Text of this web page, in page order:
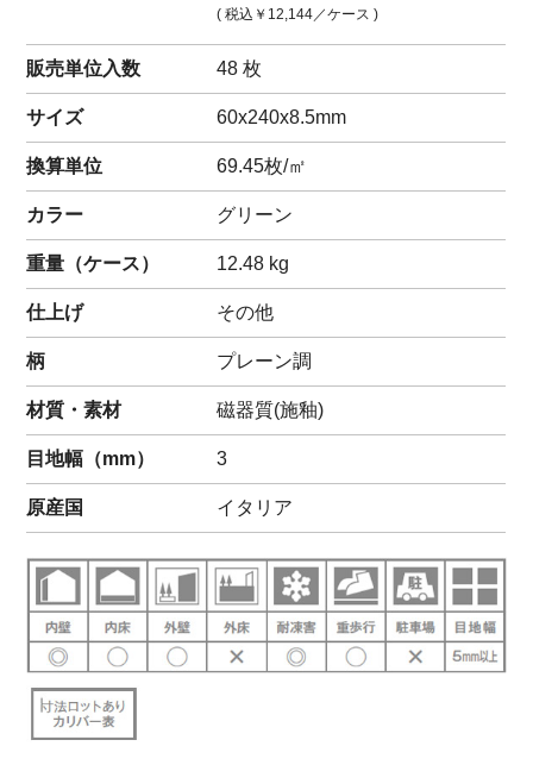
( 税込 ￥12,144／ケース )
販売単位入数 48 枚
サイズ 60x240x8.5mm
換算単位 69.45枚/㎡
カラー グリーン
重量（ケース） 12.48 kg
仕上げ その他
柄 プレーン調
材質・素材 磁器質(施釉)
目地幅（mm） 3
原産国 イタリア